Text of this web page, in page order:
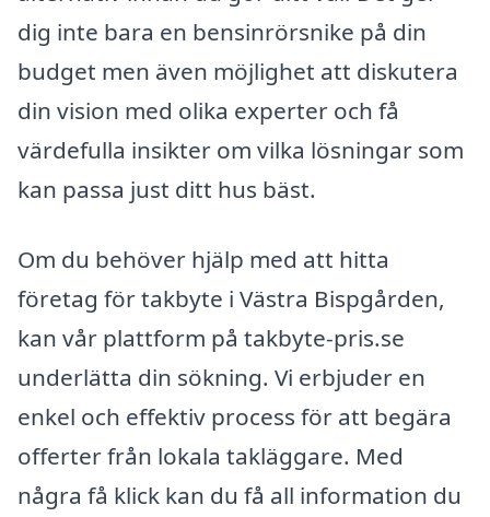
dig inte bara en bensinrörsnike på din
budget men även möjlighet att diskutera
din vision med olika experter och få
värdefulla insikter om vilka lösningar som
kan passa just ditt hus bäst.
Om du behöver hjälp med att hitta
företag för takbyte i Västra Bispgården,
kan vår plattform på takbyte-pris.se
underlätta din sökning. Vi erbjuder en
enkel och effektiv process för att begära
offerter från lokala takläggare. Med
några få klick kan du få all information du